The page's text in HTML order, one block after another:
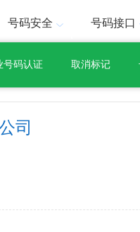
号码安全 号码接口
号码认证 取消标记
司